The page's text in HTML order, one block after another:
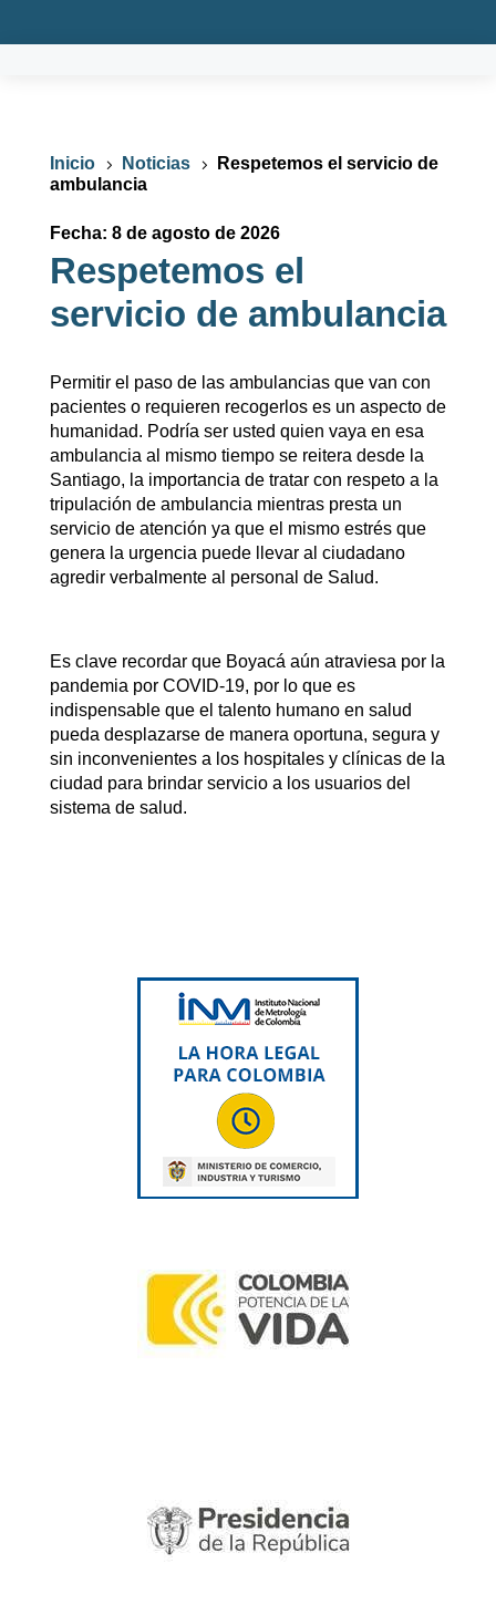
Inicio 5 Noticias 5
Respetemos el servicio de
ambulancia
Fecha: 8 de agosto de 2026
Respetemos el
servicio de ambulancia
Permitir el paso de las ambulancias que van con
pacientes o requieren recogerlos es un aspecto de
humanidad. Podría ser usted quien vaya en esa
ambulancia al mismo tiempo se reitera desde la
Santiago, la importancia de tratar con respeto a la
tripulación de ambulancia mientras presta un
servicio de atención ya que el mismo estrés que
genera la urgencia puede llevar al ciudadano
agredir verbalmente al personal de Salud.
Es clave recordar que Boyacá aún atraviesa por la
pandemia por COVID-19, por lo que es
indispensable que el talento humano en salud
pueda desplazarse de manera oportuna, segura y
sin inconvenientes a los hospitales y clínicas de la
ciudad para brindar servicio a los usuarios del
sistema de salud.